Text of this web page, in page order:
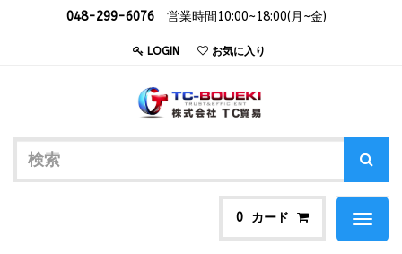
048-299-6076 営業時間10:00~18:00(月~金)
LOGIN お気に入り
0 カード
Toggle